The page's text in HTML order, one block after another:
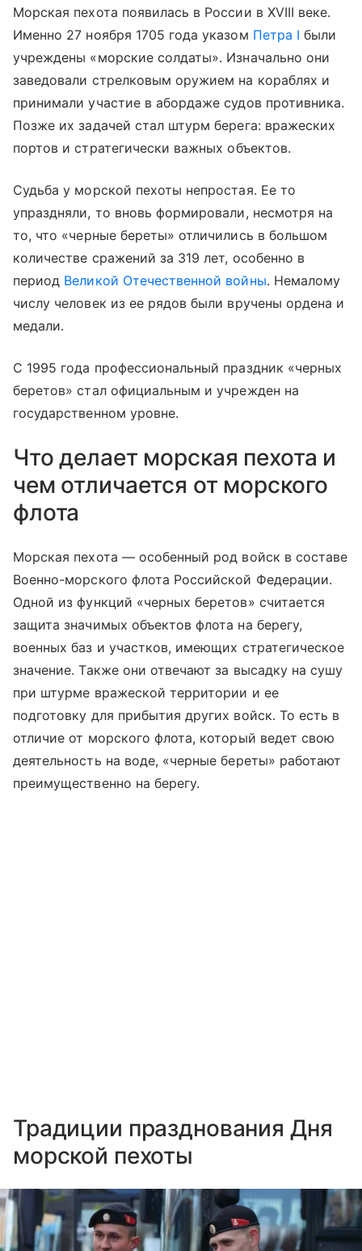
Морская пехота появилась в России в XVIII веке.
Именно 27 ноября 1705 года указом Петра I были
учреждены «морские солдаты». Изначально они
заведовали стрелковым оружием на кораблях и
принимали участие в абордаже судов противника.
Позже их задачей стал штурм берега: вражеских
портов и стратегически важных объектов.
Судьба у морской пехоты непростая. Ее то
упраздняли, то вновь формировали, несмотря на
то, что «черные береты» отличились в большом
количестве сражений за 319 лет, особенно в
период Великой Отечественной войны. Немалому
числу человек из ее рядов были вручены ордена и
медали.
С 1995 года профессиональный праздник «черных
беретов» стал официальным и учрежден на
государственном уровне.
Что делает морская пехота и
чем отличается от морского
флота
Морская пехота — особенный род войск в составе
Военно-морского флота Российской Федерации.
Одной из функций «черных беретов» считается
защита значимых объектов флота на берегу,
военных баз и участков, имеющих стратегическое
значение. Также они отвечают за высадку на сушу
при штурме вражеской территории и ее
подготовку для прибытия других войск. То есть в
отличие от морского флота, который ведет свою
деятельность на воде, «черные береты» работают
преимущественно на берегу.
Традиции празднования Дня
морской пехоты